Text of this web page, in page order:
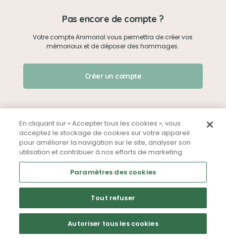
Créer un mémorial
Qui sommes-nous ?
Nous contacter
Partager sur Facebook
Je me connecte
Pas encore de compte ?
Votre compte Animorial vous permettra de créer vos
mémoriaux et de déposer des hommages.
Créer un compte
Mentions légales CGU Politique de confidentialité
En cliquant sur « Accepter tous les cookies », vous
acceptez le stockage de cookies sur votre appareil
pour améliorer la navigation sur le site, analyser son
utilisation et contribuer à nos efforts de marketing.
Paramètres des cookies
Tout refuser
Autoriser tous les cookies